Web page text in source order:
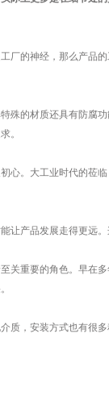
的神经，那么产品
的材质还具有防腐功
。
。大工业时代的莅
产品发展走得更远。
重要的角色。早在多
，安装方式也有很